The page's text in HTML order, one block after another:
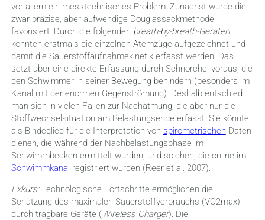
vor allem ein messtechnisches Problem. Zunächst wurde die
zwar präzise, aber aufwendige Douglassackmethode
favorisiert. Durch die folgenden breath-by-breath-Geräten
konnten erstmals die einzelnen Atemzüge aufgezeichnet und
damit die Sauerstoffaufnahmekinetik erfasst werden. Das
setzt aber eine direkte Erfassung durch Schnorchel voraus, die
den Schwimmer in seiner Bewegung behindern (besonders im
Kanal mit der enormen Gegenströmung). Deshalb entschied
man sich in vielen Fällen zur Nachatmung, die aber nur die
Stoffwechselsituation am Belastungsende erfasst. Sie könnte
als Bindeglied für die Interpretation von spirometrischen Daten
dienen, die während der Nachbelastungsphase im
Schwimmbecken ermittelt wurden, und solchen, die online im
Schwimmkanal registriert wurden (Reer et al. 2007).
Exkurs:Technologische Fortschritte ermöglichen die
Schätzung des maximalen Sauerstoffverbrauchs (VO2max)
durch tragbare Geräte (Wireless Charger). Die